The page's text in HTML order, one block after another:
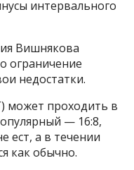
интервального
Вишнякова
ограничение
недостатки.
может проходить в
— 16:8,
ест, а в течении
как обычно.